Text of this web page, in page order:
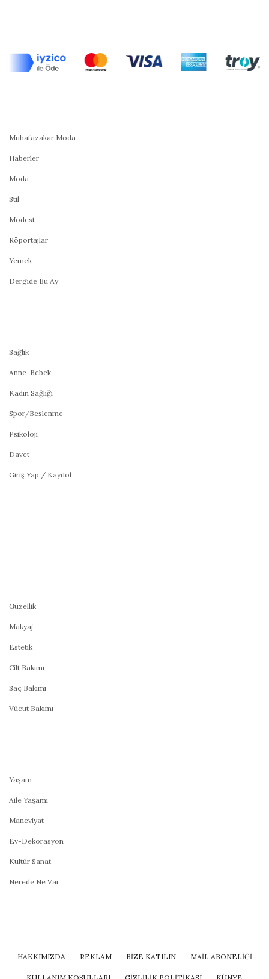
Muhafazakar Moda
Haberler
Moda
Stil
Modest
Röportajlar
Yemek
Dergide Bu Ay
Sağlık
Anne-Bebek
Kadın Sağlığı
Spor/Beslenme
Psikoloji
Davet
Giriş Yap / Kaydol
Güzellik
Makyaj
Estetik
Cilt Bakımı
Saç Bakımı
Vücut Bakımı
Yaşam
Aile Yaşamı
Maneviyat
Ev-Dekorasyon
Kültür Sanat
Nerede Ne Var
HAKKIMIZDA REKLAM BİZE KATILIN MAIL ABONELIĞI